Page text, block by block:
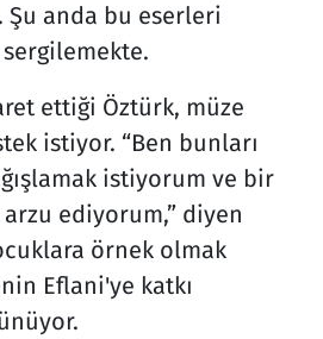
anda bu eserleri
ettiği Öztürk, müze
istiyor. “Ben bunları
istiyorum ve bir
arzu ediyorum,” diyen
örnek olmak
Eflani'ye katkı